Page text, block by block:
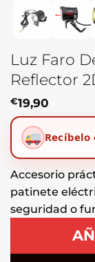
Luz Faro
Reflector
€19,90
Recíbelo
Accesorio
patinete
seguridad o